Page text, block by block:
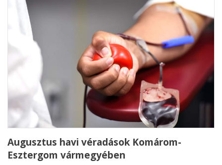
Augusztus havi véradások Komárom-
Esztergom vármegyében